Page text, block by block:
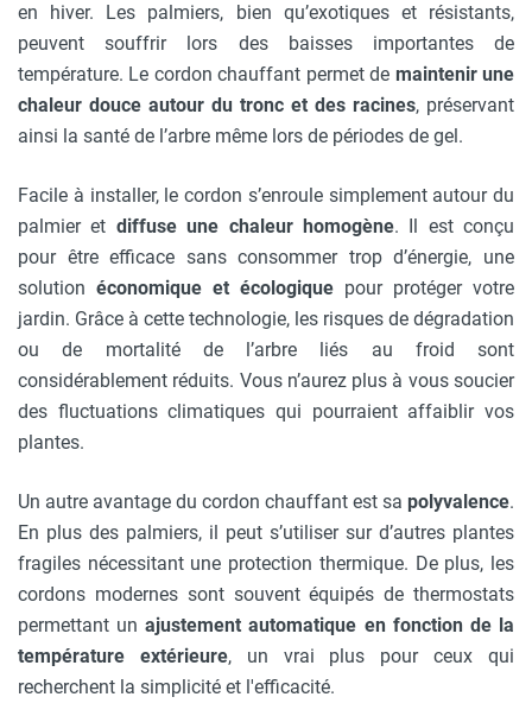
en hiver. Les palmiers, bien qu’exotiques et résistants,
peuvent souffrir lors des baisses importantes de
température. Le cordon chauffant permet de maintenir une
chaleur douce autour du tronc et des racines, préservant
ainsi la santé de l’arbre même lors de périodes de gel.
Facile à installer, le cordon s’enroule simplement autour du
palmier et diffuse une chaleur homogène. Il est conçu
pour être efficace sans consommer trop d’énergie, une
solution économique et écologique pour protéger votre
jardin. Grâce à cette technologie, les risques de dégradation
ou de mortalité de l’arbre liés au froid sont
considérablement réduits. Vous n’aurez plus à vous soucier
des fluctuations climatiques qui pourraient affaiblir vos
plantes.
Un autre avantage du cordon chauffant est sa polyvalence.
En plus des palmiers, il peut s’utiliser sur d’autres plantes
fragiles nécessitant une protection thermique. De plus, les
cordons modernes sont souvent équipés de thermostats
permettant unajustement automatique en fonction de la
température extérieure, un vrai plus pour ceux qui
recherchent la simplicité et l'efficacité.